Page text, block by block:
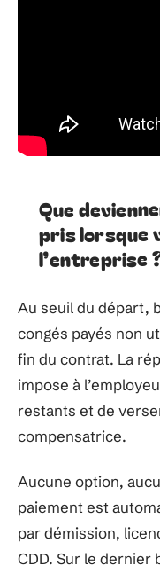
Que
pris lorsque
l’entreprise
Au seuil du départ,
congés payés non
fin du contrat. La
impose à
restants et de
compensatrice.
Aucune option,
paiement est
par démission,
CDD. Sur le dernier